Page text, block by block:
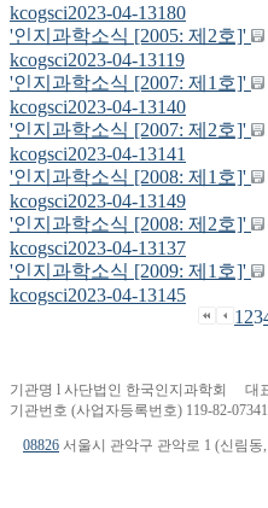
kcogsci2023-04-13180
'인지과학소식 [2005: 제2호]'
kcogsci2023-04-13119
'인지과학소식 [2007: 제1호]'
kcogsci2023-04-13140
'인지과학소식 [2007: 제2호]'
kcogsci2023-04-13141
'인지과학소식 [2008: 제1호]'
kcogsci2023-04-13149
'인지과학소식 [2008: 제2호]'
kcogsci2023-04-13137
'인지과학소식 [2009: 제1호]'
kcogsci2023-04-13145
1 23
기관명 l 사단법인 한국인지과학회 대
기관번호 (사업자등록번호) 119-82-07341
08826 서울시 관악구 관악로 1 (신림